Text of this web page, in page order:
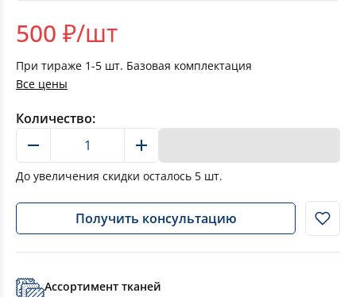
500 ₽/шт
При тираже 1-5 шт. Базовая комплектация
Все цены
Количество:
До увеличения скидки осталось 5 шт.
Получить консультацию
Ассортимент тканей